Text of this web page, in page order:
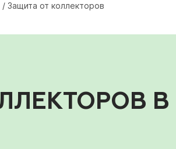
/ Защита от коллекторов
В